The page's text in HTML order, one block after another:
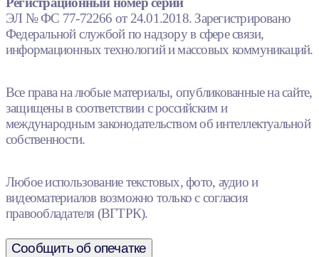
ЭЛ № ФС 77-72266 от 24.01.2018. Зарегистрировано
Федеральной службой по надзору в сфере связи,
информационных технологий и массовых коммуникаций.
Все права на любые материалы, опубликованные на сайте,
защищены в соответствии с российским и
международным законодательством об интеллектуальной
собственности.
Любое использование текстовых, фото, аудио и
видеоматериалов возможно только с согласия
правообладателя (ВГТРК).
Сообщить об опечатке